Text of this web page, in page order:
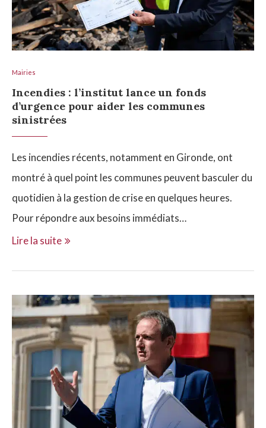
Mairies
Incendies : l’institut lance un fonds
d’urgence pour aider les communes
sinistrées
Les incendies récents, notamment en Gironde, ont
montré à quel point les communes peuvent basculer du
quotidien à la gestion de crise en quelques heures.
Pour répondre aux besoins immédiats…
Lire la suite